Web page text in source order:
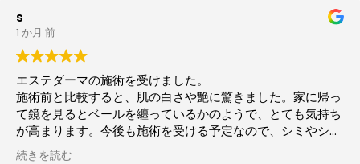
s
1 か月 前
エステダーマの施術を受けました。
施術前と比較すると、肌の白さや艶に驚きました。家に帰っ
て鏡を見るとベールを纏っているかのようで、とても気持ち
が高まります。今後も施術を受ける予定なので、シミやシワ
がよくなることを楽しみにしています。
続きを読む